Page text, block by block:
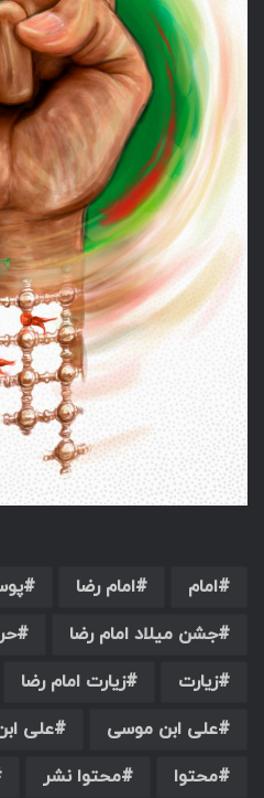
امام امام رضا
جشن میلاد امام رضا
زیارت
زیارت امام رضا
علی ابن موسی
علی
محتوا
محتوا نشر